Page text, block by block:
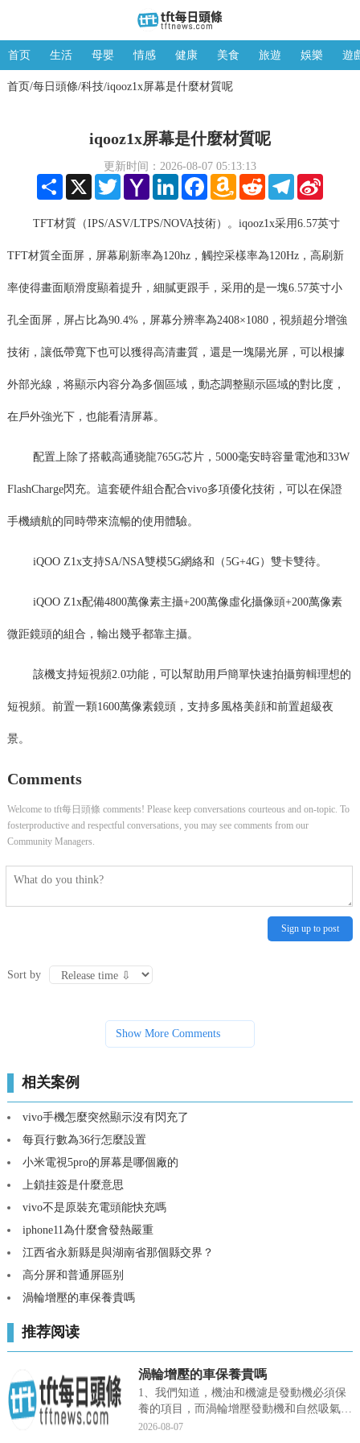
首页 生活 母嬰 情感 健康 美食 旅遊 娛樂 遊
首页/每日頭條/科技/iqooz1x屏幕是什麼材質呢
iqooz1x屏幕是什麼材質呢
更新时间：2026-08-07 05:13:13
Share X TwitterYahoo
Mail
LinkedInFacebookAmazon
Wish
RedditTelegramSina
TFT材質（IPS/ASV/LTPS/NOVA技術）。iqooz1x采用6.57英寸
TFT材質全面屏，屏幕刷新率為120hz，觸控采樣率為120Hz，高刷新
率使得畫面順滑度顯着提升，細膩更跟手，采用的是一塊6.57英寸小
孔全面屏，屏占比為90.4%，屏幕分辨率為2408×1080，視頻超分增強
技術，讓低帶寬下也可以獲得高清畫質，還是一塊陽光屏，可以根據
外部光線，将顯示内容分為多個區域，動态調整顯示區域的對比度，
在戶外強光下，也能看清屏幕。
配置上除了搭載高通骁龍765G芯片，5000毫安時容量電池和33W
FlashCharge閃充。這套硬件組合配合vivo多項優化技術，可以在保證
手機續航的同時帶來流暢的使用體驗。
iQOO Z1x支持SA/NSA雙模5G網絡和（5G+4G）雙卡雙待。
iQOO Z1x配備4800萬像素主攝+200萬像虛化攝像頭+200萬像素
微距鏡頭的組合，輸出幾乎都靠主攝。
該機支持短視頻2.0功能，可以幫助用戶簡單快速拍攝剪輯理想的
短視頻。前置一顆1600萬像素鏡頭，支持多風格美顔和前置超級夜
景。
Comments
Welcome to tft每日頭條 comments! Please keep conversations courteous and on-topic. To
fosterproductive and respectful conversations, you may see comments from our
Community Managers.
Sign up to post
Sort by
Show More Comments
相关案例
vivo手機怎麼突然顯示沒有閃充了
每頁行數為36行怎麼設置
小米電視5pro的屏幕是哪個廠的
上鎖挂簽是什麼意思
vivo不是原裝充電頭能快充嗎
iphone11為什麼會發熱嚴重
江西省永新縣是與湖南省那個縣交界？
高分屏和普通屏區别
渦輪增壓的車保養貴嗎
推荐阅读
渦輪增壓的車保養貴嗎
1、我們知道，機油和機濾是發動機必須保
養的項目，而渦輪增壓發動機和自然吸氣發
動機保養周期基本一樣。而很多人認為渦輪
2026-08-07